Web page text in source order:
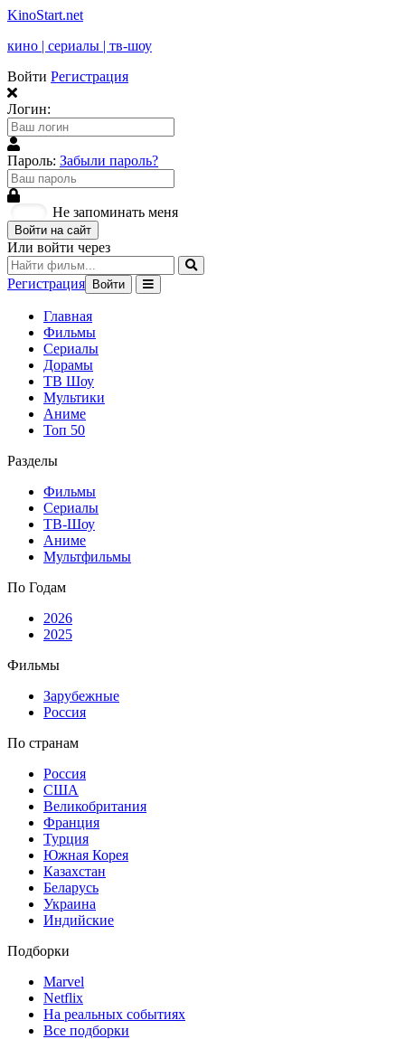
KinoStart.net
кино | сериалы | тв-шоу
Войти Регистрация
Логин:
Пароль: Забыли пароль?
Не запоминать меня
Войти на сайт
Или войти через
Регистрация Войти
Главная
Фильмы
Сериалы
Дорамы
ТВ Шоу
Мультики
Аниме
Топ 50
Разделы
Фильмы
Сериалы
ТВ-Шоу
Аниме
Мультфильмы
По Годам
2026
2025
Фильмы
Зарубежные
Россия
По странам
Россия
США
Великобритания
Франция
Турция
Южная Корея
Казахстан
Беларусь
Украина
Индийские
Подборки
Marvel
Netflix
На реальных событиях
Все подборки